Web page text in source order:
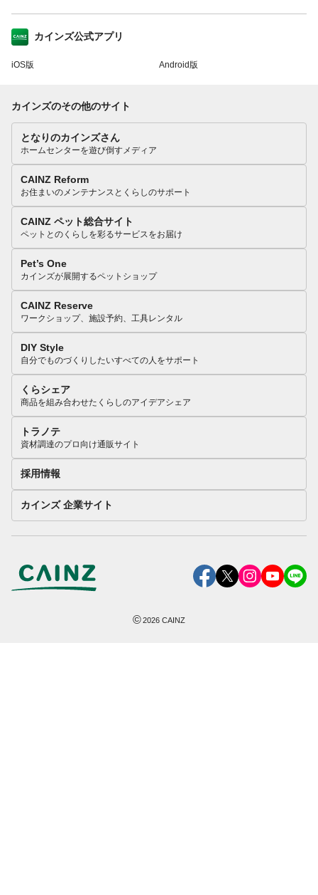
カインズ公式アプリ
iOS版 Android版
カインズのその他のサイト
となりのカインズさん
ホームセンターを遊び倒すメディア
CAINZ Reform
お住まいのメンテナンスとくらしのサポート
CAINZ ペット総合サイト
ペットとのくらしを彩るサービスをお届け
Pet’s One
カインズが展開するペットショップ
CAINZ Reserve
ワークショップ、施設予約、工具レンタル
DIY Style
自分でものづくりしたいすべての人をサポート
くらシェア
商品を組み合わせたくらしのアイデアシェア
トラノテ
資材調達のプロ向け通販サイト
採用情報
カインズ 企業サイト
©2026 CAINZ